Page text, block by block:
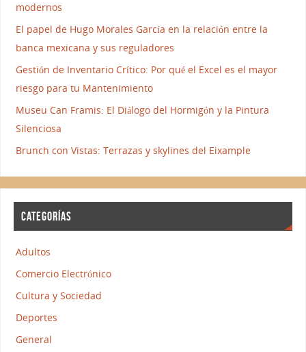
modernos
El papel de Hugo Morales García en la relación entre la
banca mexicana y sus reguladores
Gestión de Inventario Crítico: Por qué el Excel es el mayor
riesgo para tu Mantenimiento
Museu Can Framis: El Diálogo del Hormigón y la Pintura
Silenciosa
Brunch con Vistas: Terrazas y skylines del Eixample
CATEGORÍAS
Adultos
Comercio Electrónico
Cultura y Sociedad
Deportes
General